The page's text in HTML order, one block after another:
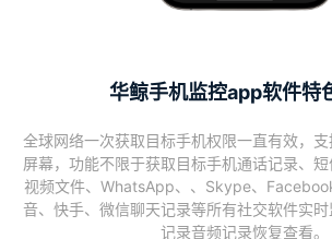
华鲸手机监控app软件特
全球网络一次获取目标手机权限一直有效，
屏幕，功能不限于获取目标手机通话记录、短
视频文件、WhatsApp、、Skype、
音、快手、微信聊天记录等所有社交软件实
记录音频记录恢复查看。